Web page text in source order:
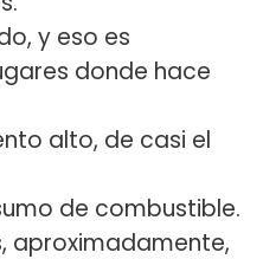
y eso es
donde hace
alto, de casi el
de combustible.
aproximadamente,